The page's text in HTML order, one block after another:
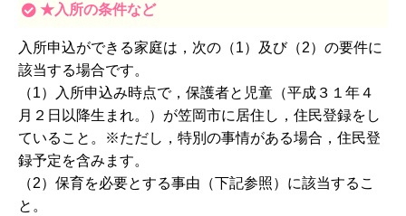
★入所の条件など
入所申込ができる家庭は，次の（1）及び（2）の要件に
該当する場合です。
（1）入所申込み時点で，保護者と児童（平成３１年４
月２日以降生まれ。）が笠岡市に居住し，住民登録をし
ていること。※ただし，特別の事情がある場合，住民登
録予定を含みます。
（2）保育を必要とする事由（下記参照）に該当するこ
と。